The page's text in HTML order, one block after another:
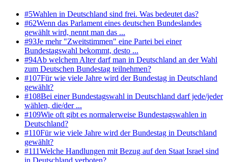
#5Wahlen in Deutschland sind frei. Was bedeutet das?
#62Wenn das Parlament eines deutschen Bundeslandes
gewählt wird, nennt man das ...
#93Je mehr "Zweitstimmen" eine Partei bei einer
Bundestagswahl bekommt, desto ...
#94Ab welchem Alter darf man in Deutschland an der Wahl
zum Deutschen Bundestag teilnehmen?
#107Für wie viele Jahre wird der Bundestag in Deutschland
gewählt?
#108Bei einer Bundestagswahl in Deutschland darf jede/jeder
wählen, die/der ...
#109Wie oft gibt es normalerweise Bundestagswahlen in
Deutschland?
#110Für wie viele Jahre wird der Bundestag in Deutschland
gewählt?
#111Welche Handlungen mit Bezug auf den Staat Israel sind